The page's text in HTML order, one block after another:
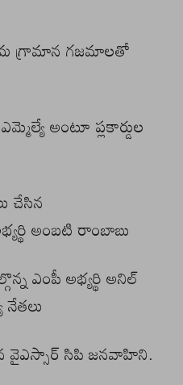
గ్రామాన గజమాలతో
అంటూ ప్లకార్డుల
చేసిన
అంబటి రాంబాబు
ఎంపీ అభ్యర్థి అనిల్
వైఎస్సార్ సిపి జనవాహిని.